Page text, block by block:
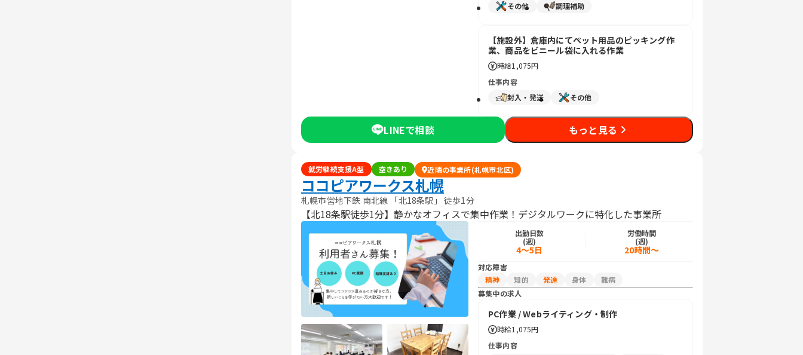
その他
調理補助
【施設外】倉庫内にてペット用品のピッキング作
業、商品をビニール袋に入れる作業
時給1,075円
仕事内容
封入・発送
その他
LINEで相談 もっと見る
就労継続支援A型 空きあり 近隣の事業所(札幌市北区)
ココピアワークス札幌
札幌市営地下鉄 南北線 「北18条駅」 徒歩1分
【北18条駅徒歩1分】静かなオフィスで集中作業！デジタルワークに特化した事業所
出勤日数
(週)
4～5日
労働時間
(週)
20時間～
対応障害
精神
知的 発達 身体
難病
募集中の求人
PC作業 / Webライティング・制作
時給1,075円
仕事内容